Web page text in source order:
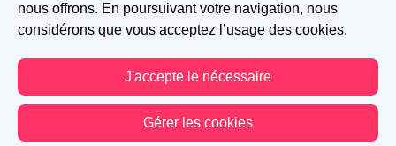
2 J'aime
-
Il y a 4 ans
Très sympa de découvrir comment fonctionne
nous offrons. En poursuivant votre navigation, nous
considérons que vous acceptez l’usage des cookies.
J'accepte le nécessaire
Gérer les cookies